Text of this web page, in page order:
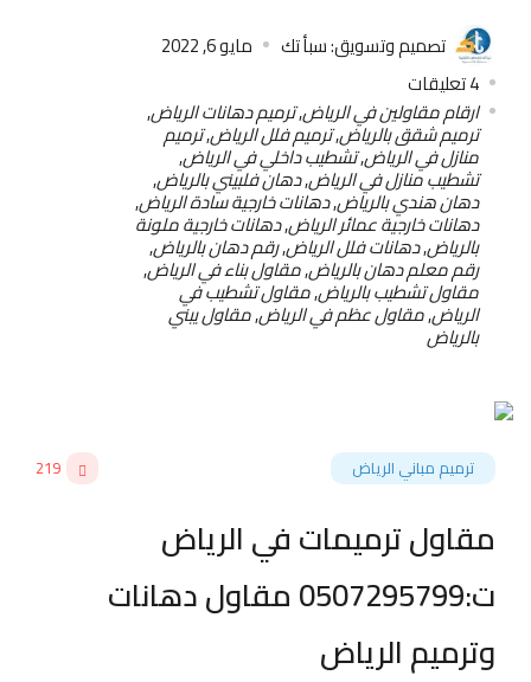
تصميم وتسويق: سبأ تك
مايو 6, 2022
4تعليقات
ارقام مقاولين في الرياض,ترميم دهانات الرياض,
ترميم شقق بالرياض,ترميم فلل الرياض,ترميم
منازل في الرياض,تشطيب داخلي في الرياض,
تشطيب منازل في الرياض,دهان فلبيني بالرياض,
دهان هندي بالرياض,دهانات خارجية سادة الرياض,
دهانات خارجية عمائر الرياض,دهانات خارجية ملونة
بالرياض,دهانات فلل الرياض,رقم دهان بالرياض,
رقم معلم دهان بالرياض,مقاول بناء في الرياض,
مقاول تشطيب بالرياض,مقاول تشطيب في
الرياض,مقاول عظم في الرياض,مقاول يبني
بالرياض
ترميم مباني الرياض 219
مقاول ترميمات في الرياض
ت:0507295799 مقاول دهانات
وترميم الرياض